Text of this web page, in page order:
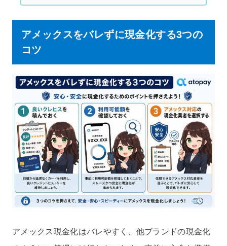
アメックスをバレずに現金化する3つの
コツ
アメックス現金化はバレやすく、他ブランドの現金化